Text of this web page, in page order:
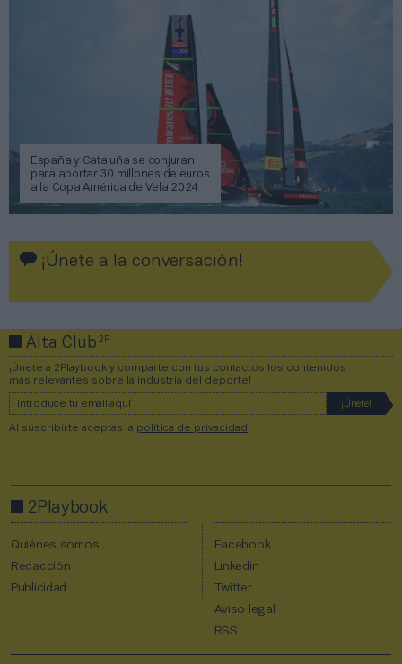
España y Cataluña se conjuran
para aportar 30 millones de euros
a la Copa América de Vela 2024
¡Únete a la conversación!
Alta Club2P
¡Únete a 2Playbook y comparte con tus contactos los contenidos
más relevantes sobre la industria del deporte!
Al suscribirte aceptas la política de privacidad
2Playbook
Quiénes somos
Redacción
Publicidad
Facebook
Linkedin
Twitter
Aviso legal
RSS